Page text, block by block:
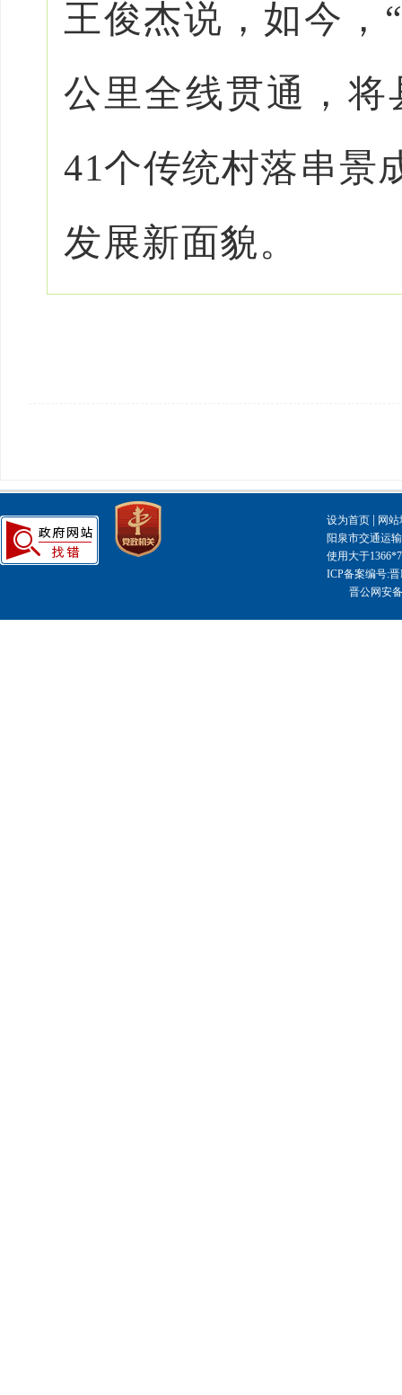
王俊杰说，如今，
公里全线贯通，
41个传统村落串景
发展新面貌。
设为首页
网
阳泉市交通运
使用大于
ICP备案编号:晋
晋公网安